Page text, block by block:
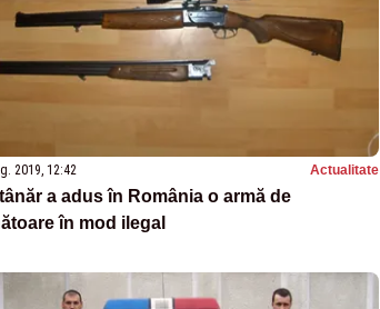
2019, 12:42 Actualitate
a adus în România o armă de
în mod ilegal